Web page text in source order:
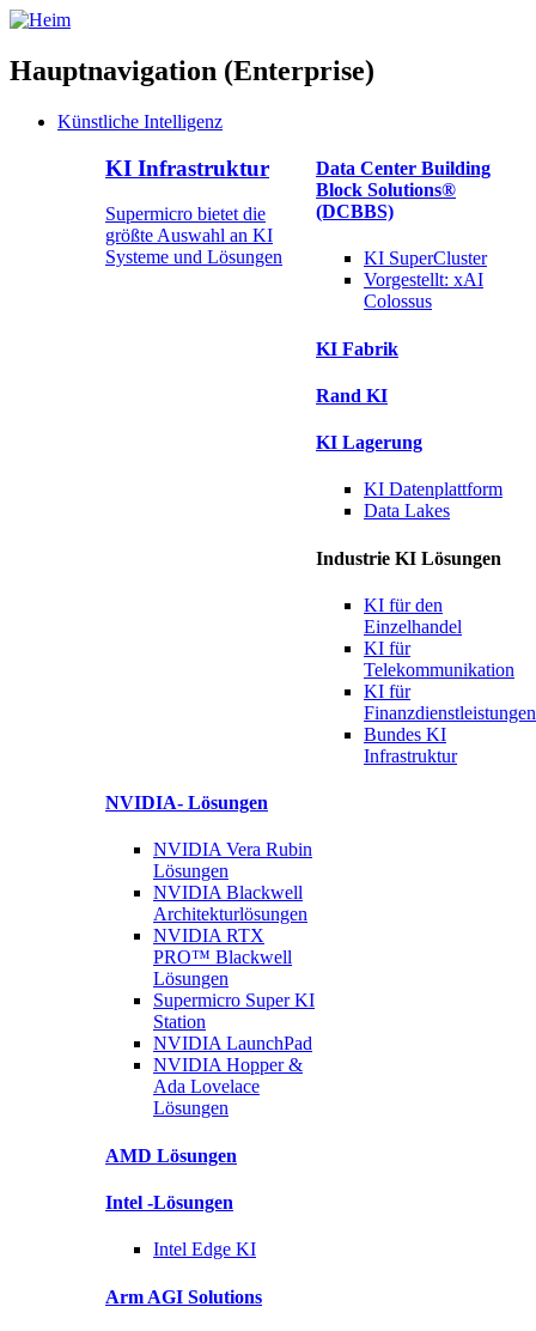
Hauptnavigation (Enterprise)
Künstliche Intelligenz
KI Infrastruktur
Supermicro bietet die
größte Auswahl an KI
Systeme und Lösungen
Data Center Building
Block Solutions®
(DCBBS)
KI SuperCluster
Vorgestellt: xAI
Colossus
KI Fabrik
Rand KI
KI Lagerung
KI Datenplattform
Data Lakes
Industrie KI Lösungen
KI fürden
Einzelhandel
KI für
Telekommunikation
KI für
Finanzdienstleistungen
Bundes KI
Infrastruktur
NVIDIA- Lösungen
NVIDIA Vera Rubin
Lösungen
NVIDIA Blackwell
Architekturlösungen
NVIDIA RTX
PRO™ Blackwell
Lösungen
Supermicro SuperKI
Station
NVIDIALaunchPad
NVIDIA Hopper &
Ada Lovelace
Lösungen
AMD Lösungen
Intel -Lösungen
Intel Edge KI
Arm AGI Solutions